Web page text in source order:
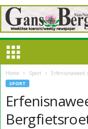
Home Sport Erfenisnaweek
SPORT